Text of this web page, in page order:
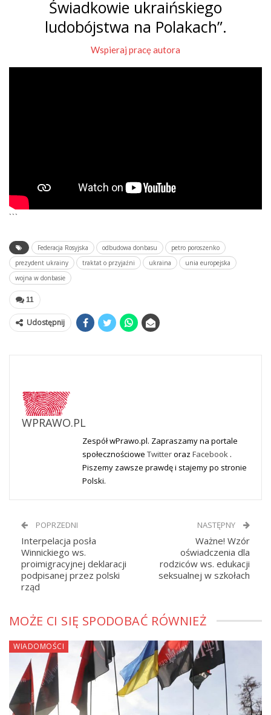
Świadkowie ukraińskiego
ludobójstwa na Polakach”.
Wspieraj pracę autora
```
Federacja Rosyjska odbudowa donbasu
petro poroszenko
prezydent ukrainy
traktat o przyjaźni ukraina
unia europejska
wojna w donbasie
11
Udostępnij
WPRAWO.PL
Zespół wPrawo.pl. Zapraszamy na portale
społecznościowe Twitteroraz Facebook .
Piszemy zawsze prawdę i stajemy po stronie
Polski.
POPRZEDNI
Interpelacja posła
Winnickiego ws.
proimigracyjnej deklaracji
podpisanej przez polski
rząd
NASTĘPNY
Ważne! Wzór
oświadczenia dla
rodziców ws. edukacji
seksualnej w szkołach
MOŻE CI SIĘ SPODOBAĆ RÓWNIEŻ
WIADOMOŚCI